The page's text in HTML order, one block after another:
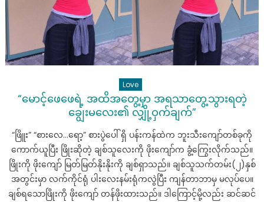
များ
Love
“မောင့်ဖေဖေရဲ့ အထိအတွေ့မှာ အရသာတွေ့သွားရတဲ့
ချွေးမလေး၏ လျှို့ဝှက်ချက်”
“ဖြိူး” “စားလေ…ရော့” စားပွဲပေါ် ရှိ ပန်းကန်ထဲက ဘူးသီးကျော်တစ်ခုကို
ကောက်ယူပြီး ဖြိုးဆိုတဲ့ ချစ်သူလေးကို ဖိုးကျော်က ခွံ့ကြွေးလိုက်သည်။
ဖြိုးကို ဖိုးကျော် မြတ်မြတ်နိုးနိုးကို ချစ်ရှာသည်။ ချစ်သူသက်တမ်း(၂)နှစ်
အတွင်းမှာ လက်ကိုင်ရုံ ပါးလေးနမ်းရုံကလွဲပြီး ကျန်တာဘာမှ မလုပ်ပေ။
ချစ်ရသောဖြိုးကို ဖိုးကျော် တန်ဖိုးထားသည်။ ဒါကြောင့်မို့လည်း ဆင်ဆင်